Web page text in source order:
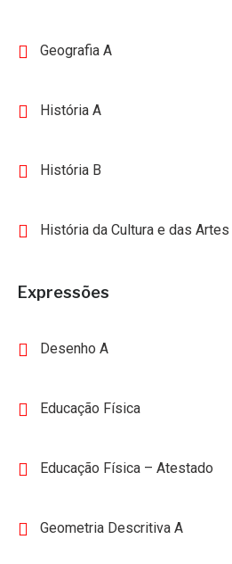
Geografia A
História A
História B
História da Cultura e das Artes
Expressões
Desenho A
Educação Física
Educação Física – Atestado
Geometria Descritiva A